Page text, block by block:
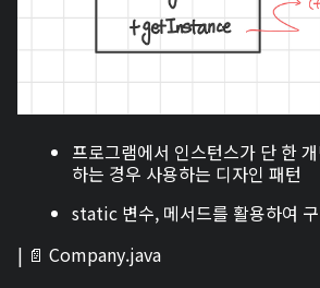
프로그램에서 인스턴스가 단 한
하는 경우 사용하는 디자인 패턴
static 변수, 메서드를 활용하여
| 📄 Company.java